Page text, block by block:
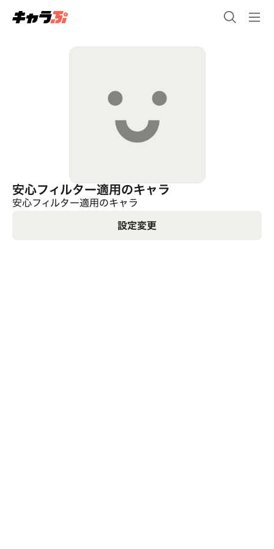
安心フィルター適用のキャラ
安心フィルター適用のキャラ
設定変更